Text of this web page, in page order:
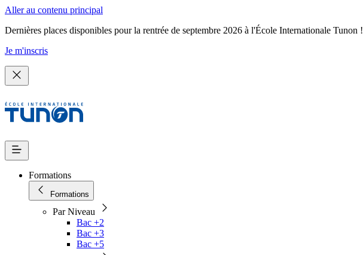
Aller au contenu principal
Dernières places disponibles pour la rentrée de septembre 2026 à l'École Internationale Tunon !
Je m'inscris
Formations
Formations
Par Niveau
Bac +2
Bac +3
Bac +5